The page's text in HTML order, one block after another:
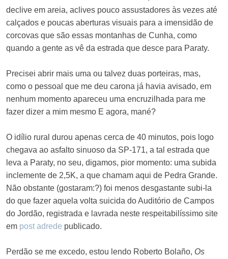
declive em areia, aclives pouco assustadores às vezes até
calçados e poucas aberturas visuais para a imensidão de
corcovas que são essas montanhas de Cunha, como
quando a gente as vê da estrada que desce para Paraty.
Precisei abrir mais uma ou talvez duas porteiras, mas,
como o pessoal que me deu carona já havia avisado, em
nenhum momento apareceu uma encruzilhada para me
fazer dizer a mim mesmo E agora, mané?
O idílio rural durou apenas cerca de 40 minutos, pois logo
chegava ao asfalto sinuoso da SP-171, a tal estrada que
leva a Paraty, no seu, digamos, pior momento: uma subida
inclemente de 2,5K, a que chamam aqui de Pedra Grande.
Não obstante (gostaram:?) foi menos desgastante subi-la
do que fazer aquela volta suicida do Auditório de Campos
do Jordão, registrada e lavrada neste respeitabilíssimo site
em post adrede publicado.
Perdão se me excedo, estou lendo Roberto Bolaño, Os